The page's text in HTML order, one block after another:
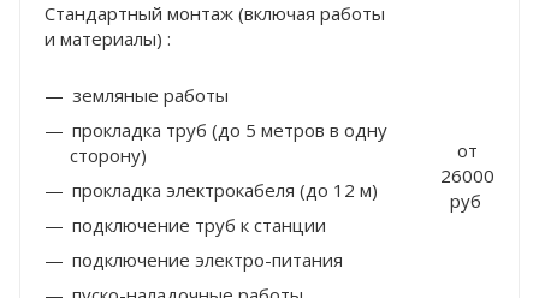
Стандартный монтаж (включая работы
и материалы) :
земляные работы
прокладка труб (до 5 метров в одну
сторону)
прокладка электрокабеля (до 12 м)
подключение труб к станции
подключение электро-питания
от
26000
руб